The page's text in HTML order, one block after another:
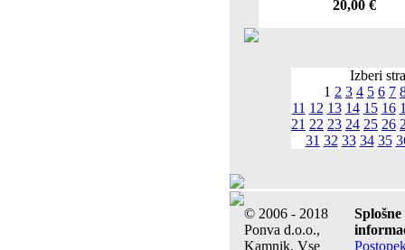
20,00 €
Izberi
1 2 3 4 5 6 7
11 12 13 14 15 16
21 22 23 24 25 26
31 32 33 34 35
© 2006 - 2018
Ponva d.o.o.,
Kamnik. Vse
Splošne